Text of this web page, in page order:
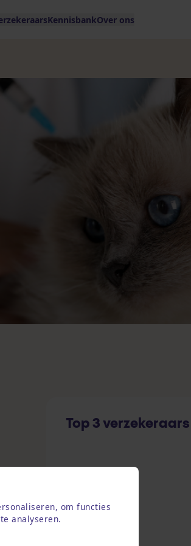
om functies
analyseren.
KennisbankOver ons
Top 3 verzekeraars